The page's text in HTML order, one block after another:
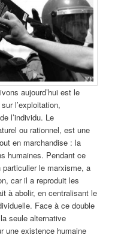
aujourd’hui est le
l’exploitation,
l’individu. Le
ou rationnel, est une
en marchandise : la
humaines. Pendant ce
le marxisme, a
car il a reproduit les
à abolir, en centralisant le
Face à ce double
seule alternative
une existence humaine